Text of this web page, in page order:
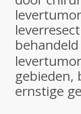
gebieden,
ernstige